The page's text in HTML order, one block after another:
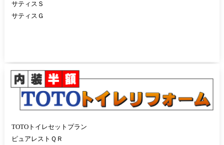
サティスＳ
サティスＧ
TOTOトイレセットプラン
ピュアレストＱＲ